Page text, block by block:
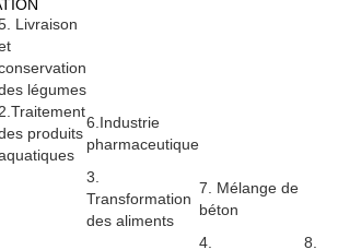
machine à glace en cubes, refroidisseur
à râteau, stockage de glace en spirale,
à froid de viande, système
en spirale, etc. À Suzhou, nous avons
est spécialisé pour fournir toutes sortes de
d'appareils terminaux de climatisation.